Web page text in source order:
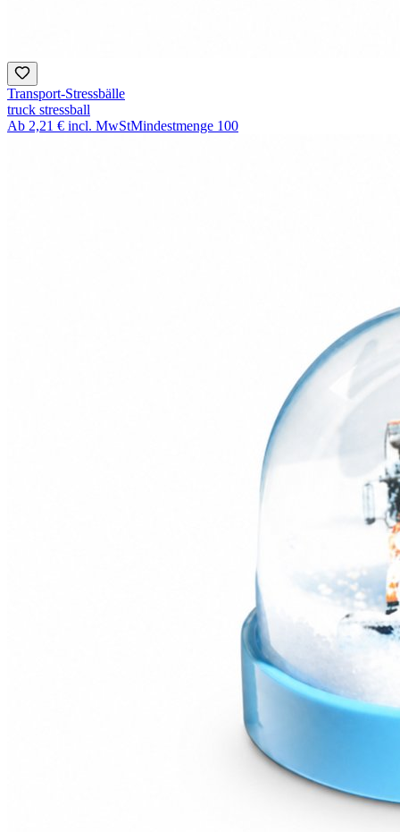
Transport-Stressbälle
truck stressball
Ab 2,21 € incl. MwStMindestmenge 100